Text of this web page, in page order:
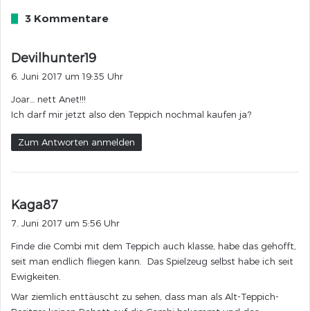
3 Kommentare
Devilhunter19
:
6. Juni 2017 um 19:35 Uhr
Joar… nett Anet!!!
Ich darf mir jetzt also den Teppich nochmal kaufen ja?
Zum Antworten anmelden
Kaga87
t
:
7. Juni 2017 um 5:56 Uhr
Finde die Combi mit dem Teppich auch klasse, habe das gehofft,
seit man endlich fliegen kann. Das Spielzeug selbst habe ich seit
Ewigkeiten.
War ziemlich enttäuscht zu sehen, dass man als Alt-Teppich-